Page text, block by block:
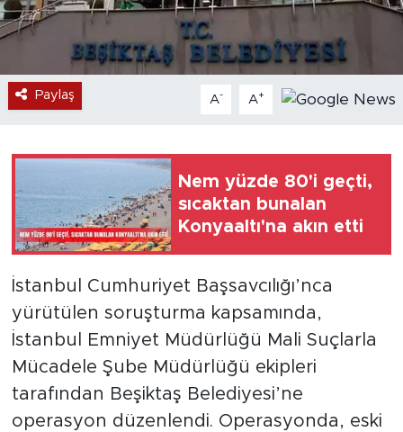
Paylaş A- A+
Nem yüzde 80'i geçti,
sıcaktan bunalan
Konyaaltı'na akın etti
İstanbul Cumhuriyet Başsavcılığı’nca
yürütülen soruşturma kapsamında,
İstanbul Emniyet Müdürlüğü Mali Suçlarla
Mücadele Şube Müdürlüğü ekipleri
tarafından Beşiktaş Belediyesi’ne
operasyon düzenlendi. Operasyonda, eski